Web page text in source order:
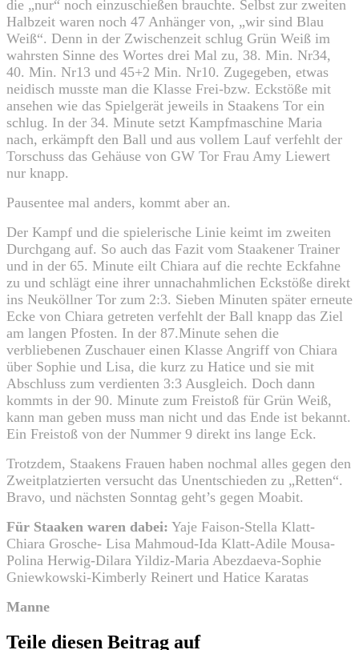
die „nur“ noch einzuschießen brauchte. Selbst zur zweiten
Halbzeit waren noch 47 Anhänger von, „wir sind Blau
Weiß“. Denn in der Zwischenzeit schlug Grün Weiß im
wahrsten Sinne des Wortes drei Mal zu, 38. Min. Nr34,
40. Min. Nr13 und 45+2 Min. Nr10. Zugegeben, etwas
neidisch musste man die Klasse Frei-bzw. Eckstöße mit
ansehen wie das Spielgerät jeweils in Staakens Tor ein
schlug. In der 34. Minute setzt Kampfmaschine Maria
nach, erkämpft den Ball und aus vollem Lauf verfehlt der
Torschuss das Gehäuse von GW Tor Frau Amy Liewert
nur knapp.
Pausentee mal anders, kommt aber an.
Der Kampf und die spielerische Linie keimt im zweiten
Durchgang auf. So auch das Fazit vom Staakener Trainer
und in der 65. Minute eilt Chiara auf die rechte Eckfahne
zu und schlägt eine ihrer unnachahmlichen Eckstöße direkt
ins Neuköllner Tor zum 2:3. Sieben Minuten später erneute
Ecke von Chiara getreten verfehlt der Ball knapp das Ziel
am langen Pfosten. In der 87.Minute sehen die
verbliebenen Zuschauer einen Klasse Angriff von Chiara
über Sophie und Lisa, die kurz zu Hatice und sie mit
Abschluss zum verdienten 3:3 Ausgleich. Doch dann
kommts in der 90. Minute zum Freistoß für Grün Weiß,
kann man geben muss man nicht und das Ende ist bekannt.
Ein Freistoß von der Nummer 9 direkt ins lange Eck.
Trotzdem, Staakens Frauen haben nochmal alles gegen den
Zweitplatzierten versucht das Unentschieden zu „Retten“.
Bravo, und nächsten Sonntag geht’s gegen Moabit.
Für Staaken waren dabei: Yaje Faison-Stella Klatt-
Chiara Grosche- Lisa Mahmoud-Ida Klatt-Adile Mousa-
Polina Herwig-Dilara Yildiz-Maria Abezdaeva-Sophie
Gniewkowski-Kimberly Reinert und Hatice Karatas
Manne
Teile diesen Beitrag auf